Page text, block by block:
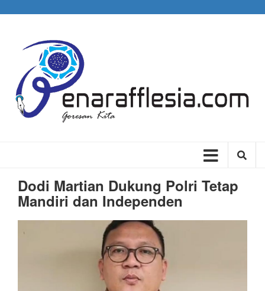
to
Dodi Martian Dukung Polri Tetap
Mandiri dan Independen